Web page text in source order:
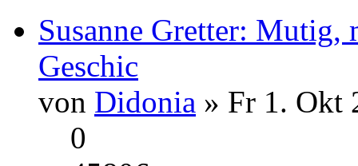
Susanne Gretter: Mutig,
Geschic
von Didonia » Fr 1. Okt
0